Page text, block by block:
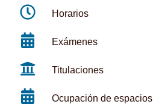
Horarios
Exámenes
Titulaciones
Ocupación de espacios